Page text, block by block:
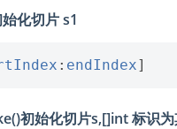
化切片 s1
: endIndex]
初始化切片s,[]int 标识